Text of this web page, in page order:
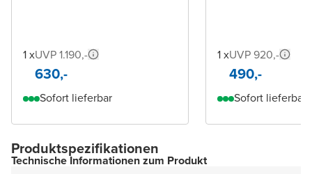
1 xUVP 1.190,-
630,-
Sofort lieferbar
1 xUVP 920,-
490,-
Sofort lieferbar
Produktspezifikationen
Technische Informationen zum Produkt